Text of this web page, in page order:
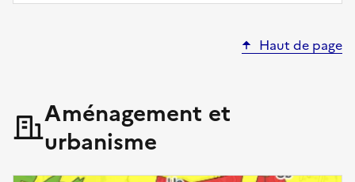
Haut de page
Aménagement et
urbanisme